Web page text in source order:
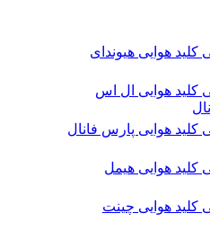
کلید هوایی هیوندای
کلید هوایی ال اس
کلید هوایی پارس فانال
کلید هوایی هیمل
کلید هوایی چینت